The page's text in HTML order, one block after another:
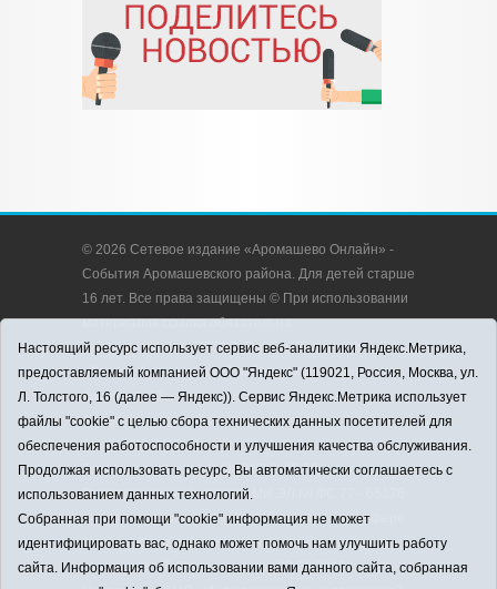
© 2026 Сетевое издание «Аромашево Онлайн» -
События Аромашевского района. Для детей старше
16 лет. Все права защищены © При использовании
материалов ссылка обязательна.
Адрес редакции: 627350, Россия, Тюменская
область, Аромашевский район, с. Аромашево, ул.
Кирова, д. 13.
Адрес электронной почты редакции:
strudu72@obl72.ru
Телефон редакции: 8 (34545) 2-30-58
Регистрационный номер СМИ ЭЛ № ФС 77 - 65176
выдано Федеральной службой по надзору в сфере
связи, информационных технологий и массовых
коммуникаций (Роскомнадзор) 28.03.2016 г.
Настоящий ресурс использует сервис веб-аналитики Яндекс.Метрика,
предоставляемый компанией ООО "Яндекс" (119021, Россия, Москва, ул.
Л. Толстого, 16 (далее — Яндекс)). Сервис Яндекс.Метрика использует
файлы "cookie" с целью сбора технических данных посетителей для
обеспечения работоспособности и улучшения качества обслуживания.
Продолжая использовать ресурс, Вы автоматически соглашаетесь с
использованием данных технологий.
Собранная при помощи "cookie" информация не может
идентифицировать вас, однако может помочь нам улучшить работу
сайта. Информация об использовании вами данного сайта, собранная